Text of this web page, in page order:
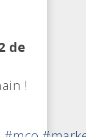
de
!